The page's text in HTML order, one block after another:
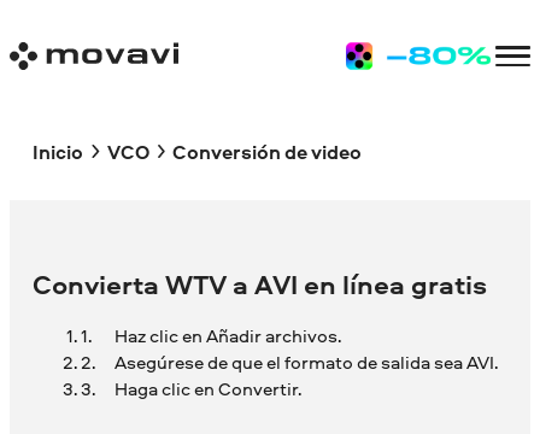
Inicio VCO Conversión de video
Convierta WTV a AVI en línea gratis
Haz clic en Añadir archivos.
Asegúrese de que el formato de salida sea AVI.
Haga clic en Convertir.